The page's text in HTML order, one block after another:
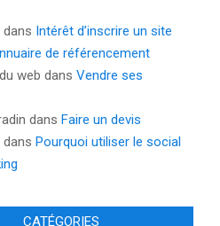
dans Intérêt d’inscrire un site
de référencement
web dans Vendre ses
dans Faire un devis
dans Pourquoi utiliser le social
CATÉGORIES